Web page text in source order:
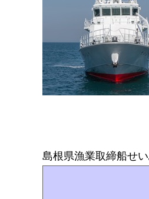
島根県漁業取締船せ